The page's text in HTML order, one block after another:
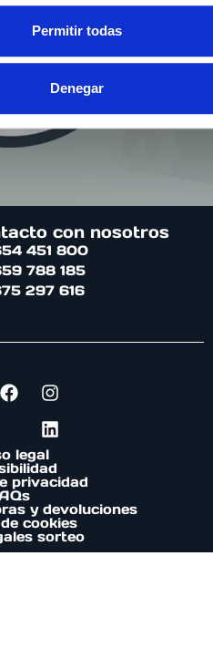
Permitir todas
Denegar
con nosotros
451 800
788 185
297 616
legal
privacidad
y devoluciones
cookies
sorteo